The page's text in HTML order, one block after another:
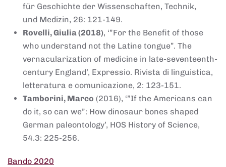
für Geschichte der Wissenschaften, Technik,
und Medizin, 26: 121-149.
Rovelli, Giulia (2018), ‘”For the Benefit of those
who understand not the Latine tongue”. The
vernacularization of medicine in late-seventeenth-
century England’, Expressio. Rivista di linguistica,
letteratura e comunicazione, 2: 123-151.
Tamborini, Marco (2016), ‘”If the Americans can
do it, so can we”: How dinosaur bones shaped
German paleontology’, HOS History of Science,
54.3: 225-256.
Bando 2020